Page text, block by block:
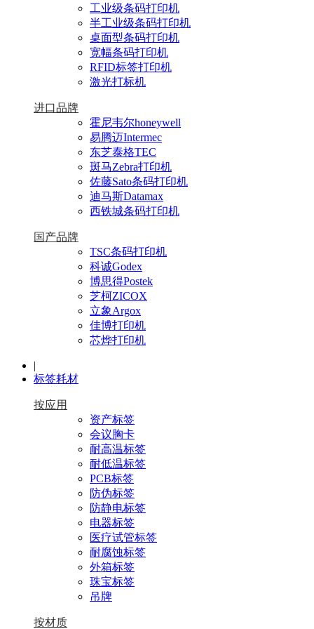
工业级条码打印机
半工业级条码打印机
桌面型条码打印机
宽幅条码打印机
RFID标签打印机
激光打标机
进口品牌
霍尼韦尔honeywell
易腾迈Intermec
东芝泰格TEC
斑马Zebra打印机
佐藤Sato条码打印机
迪马斯Datamax
西铁城条码打印机
国产品牌
TSC条码打印机
科诚Godex
博思得Postek
芝柯ZICOX
立象Argox
佳博打印机
芯烨打印机
|
标签耗材
按应用
资产标签
会议胸卡
耐高温标签
耐低温标签
PCB标签
防伪标签
防静电标签
电器标签
医疗试管标签
耐腐蚀标签
外箱标签
珠宝标签
吊牌
按材质